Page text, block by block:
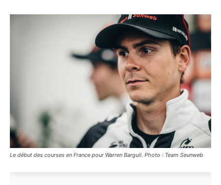
Le début des courses en France pour Warren Barguil. Photo : Team Seunweb